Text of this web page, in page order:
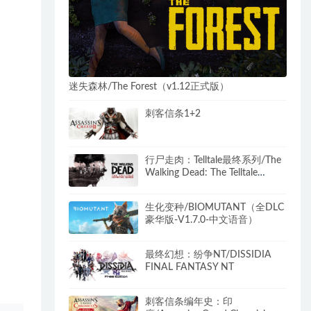
迷失森林/The Forest（v1.12正式版）
刺客信条1+2
行尸走肉：Telltale最终系列/The
Walking Dead: The Telltale
生化变种/BIOMUTANT（全DLC
豪华版-V1.7.0-中文语音）
最终幻想：纷争NT/DISSIDIA
FINAL FANTASY NT
刺客信条编年史：印